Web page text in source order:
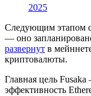
2025
Следующим этапом
— оно
развернут в
криптовалюты.
Главная цель
эффективность